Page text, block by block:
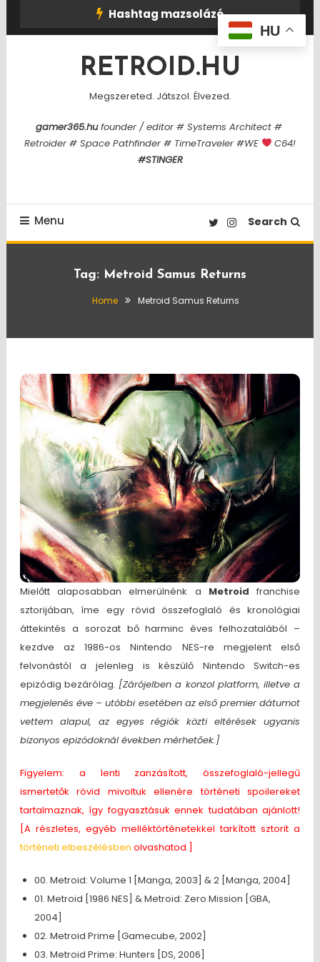
Hashtag mazsolázó
RETROID.HU
Megszereted. Játszol. Élvezed.
gamer365.hufounder / editor # Systems Architect #
Retroider # Space Pathfinder # TimeTraveler #WE
C64!
#STINGER
Menu Search
Tag: Metroid Samus Returns
Home Metroid Samus Returns
Mielőtt alaposabban elmerülnénk a Metroid franchise
sztorijában, íme egy rövid összefoglaló és kronológiai
áttekintés a sorozat bő harminc éves felhozatalából –
kezdve az 1986-os Nintendo NES-re megjelent első
felvonástól a jelenleg is készülő Nintendo Switch-es
epizódig bezárólag. [Zárójelben a konzol platform, illetve a
megjelenés éve – utóbbi esetében az első premier dátumot
vettem alapul, az egyes régiók közti eltérések ugyanis
bizonyos epizódoknál években mérhetőek.]
Figyelem: a lenti zanzásított, összefoglaló-jellegű
ismertetők rövid mivoltuk ellenére történeti spoilereket
tartalmaznak, így fogyasztásuk ennek tudatában ajánlott!
[A részletes, egyéb melléktörténetekkel tarkított sztorit a
történeti elbeszélésben olvashatod.]
00. Metroid: Volume 1 [Manga, 2003] & 2 [Manga, 2004]
01. Metroid [1986 NES] & Metroid: Zero Mission [GBA,
2004]
02. Metroid Prime [Gamecube, 2002]
03. Metroid Prime: Hunters [DS, 2006]
HU